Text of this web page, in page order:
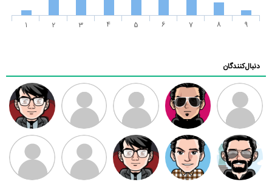
1 2 3 4 5 6 7 8 9
دنبال‌کنندگان
ممدرضا رضا کاظمی زهرا ~ ابتین
سید محمد
موسوی